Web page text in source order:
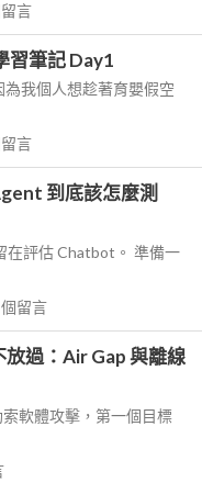
言
習筆記 Day1
我個人想趁著育嬰假空
言
到底該怎麼測
在評估 Chatbot。 準備一
個留言
過：Air Gap 與離線
軟體攻擊，第一個目標